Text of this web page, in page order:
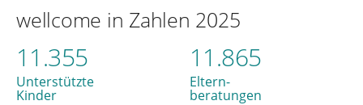
wellcome in Zahlen 2025
11.355
Unterstützte
Kinder
11.865
Eltern-
beratungen